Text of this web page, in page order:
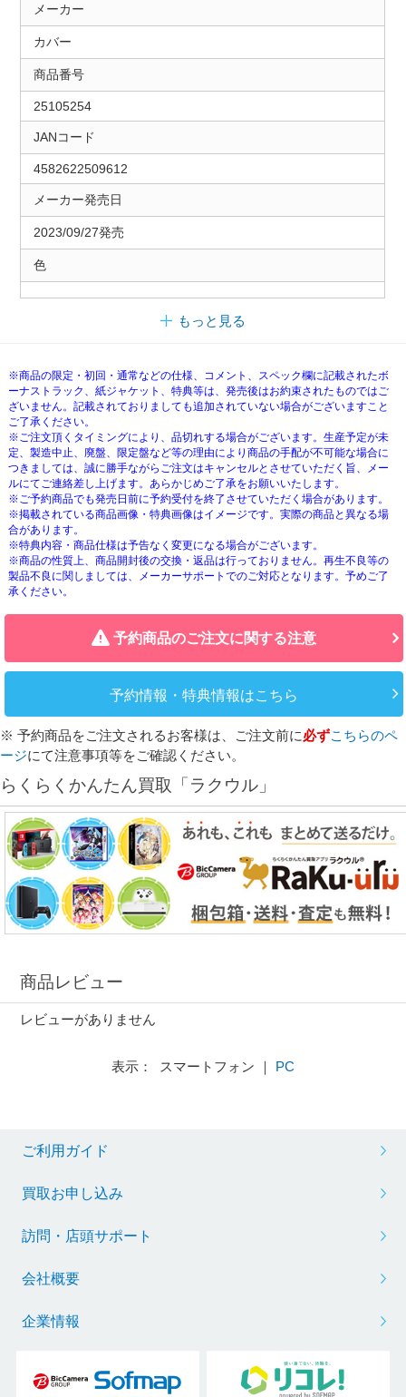
メーカー
カバー
商品番号
25105254
JANコード
4582622509612
メーカー発売日
2023/09/27発売
色
もっと見る
※商品の限定・初回・通常などの仕様、コメント、スペック欄に記載されたボ
ーナストラック、紙ジャケット、特典等は、発売後はお約束されたものではご
ざいません。記載されておりましても追加されていない場合がございますこと
ご了承ください。
※ご注文頂くタイミングにより、品切れする場合がございます。生産予定が未
定、製造中止、廃盤、限定盤など等の理由により商品の手配が不可能な場合に
つきましては、誠に勝手ながらご注文はキャンセルとさせていただく旨、メー
ルにてご連絡差し上げます。あらかじめご了承をお願いいたします。
※ご予約商品でも発売日前に予約受付を終了させていただく場合があります。
※掲載されている商品画像・特典画像はイメージです。実際の商品と異なる場
合があります。
※特典内容・商品仕様は予告なく変更になる場合がございます。
※商品の性質上、商品開封後の交換・返品は行っておりません。再生不良等の
製品不良に関しましては、メーカーサポートでのご対応となります。予めご了
承ください。
予約商品のご注文に関する注意
予約情報・特典情報はこちら
※ 予約商品をご注文されるお客様は、ご注文前に必ずこちらのペ
ージにて注意事項等をご確認ください。
らくらくかんたん買取「ラクウル」
商品レビュー
レビューがありません
表示： スマートフォン ｜ PC
ご利用ガイド
買取お申し込み
訪問・店頭サポート
会社概要
企業情報